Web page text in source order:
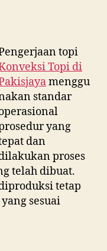
topi
Topi di
menggu
standar
yang
dan
proses
telah dibuat.
tetap
sesuai